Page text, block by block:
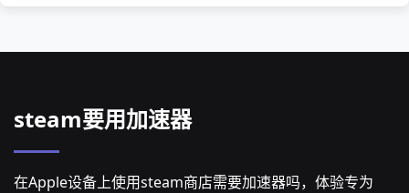
steam要用加速器
在Apple设备上使用steam商店需要加速器吗，体验专为